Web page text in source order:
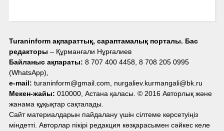
Turaninform ақпараттық, сараптамалық порталы. Бас
редакторы – Құрманғали Нұрғалиев
Байланыс ақпараты: 8 707 400 4458, 8 708 205 0995
(WhatsApp),
e-mail: turaninform@gmail.com, nurgaliev.kurmangali@bk.ru
Мекен-жайы: 010000, Астана қаласы. © 2016 Авторлық және
жанама құқықтар сақталады.
Сайт материалдарын пайдалану үшін сілтеме көрсетуіңіз
міндетті. Авторлар пікірі редакция көзқарасымен сәйкес келе